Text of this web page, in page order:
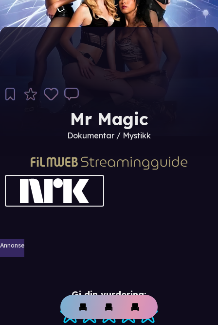
Mr Magic
Dokumentar / Mystikk
Annonse
Gi din vurdering: